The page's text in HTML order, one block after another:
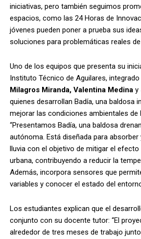
iniciativas, pero también seguimos
espacios, como las 24 Horas de
jóvenes pueden poner a prueba sus
soluciones para problemáticas reales de
Uno de los equipos que presenta su
Instituto Técnico de Aguilares,
Milagros Miranda, Valentina Medina y
quienes desarrollan Badía, una baldosa
mejorar las condiciones ambientales de
“Presentamos Badía, una baldosa
autónoma. Está diseñada para absorber
lluvia con el objetivo de mitigar el
urbana, contribuyendo a reducir la
Además, incorpora sensores que
variables y conocer el estado del
Los estudiantes explican que el
conjunto con su docente tutor: “El
alrededor de tres meses de trabajo